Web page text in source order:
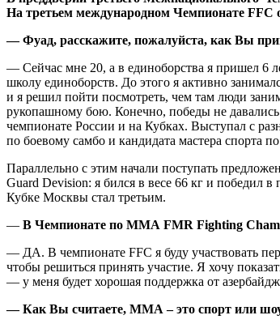
На третьем международном Чемпионате FFC
— Фуад, расскажите, пожалуйста, как Вы
— Сейчас мне 20, а в единоборства я пришел 6
школу единоборств. До этого я активно
и я решил пойти посмотреть, чем там люди
рукопашному бою. Конечно, победы не
чемпионате России и на Кубках. Выступал с
по боевому самбо и кандидата мастера спорта
Параллельно с этим начали поступать
Guard Devision: я бился в весе 66 кг и победил
Кубке Москвы стал третьим.
— В Чемпионате по ММА FMR Fighting
— ДА. В чемпионате FFC я буду участвовать
чтобы решиться принять участие. Я хочу
— у меня будет хорошая поддержка от
— Как Вы считаете, ММА – это спорт или